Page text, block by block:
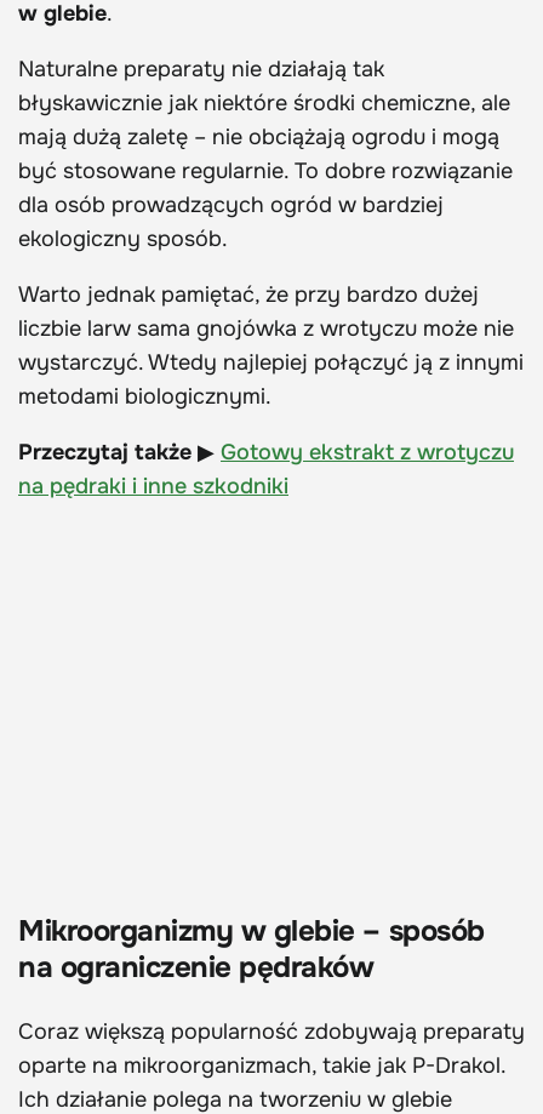
w glebie.
Naturalne preparaty nie działają tak
błyskawicznie jak niektóre środki chemiczne, ale
mają dużą zaletę – nie obciążają ogrodu i mogą
być stosowane regularnie. To dobre rozwiązanie
dla osób prowadzących ogród w bardziej
ekologiczny sposób.
Warto jednak pamiętać, że przy bardzo dużej
liczbie larw sama gnojówka z wrotyczu może nie
wystarczyć. Wtedy najlepiej połączyć ją z innymi
metodami biologicznymi.
Przeczytaj także ▶ Gotowy ekstrakt z wrotyczu
na pędraki i inne szkodniki
Mikroorganizmy w glebie – sposób
na ograniczenie pędraków
Coraz większą popularność zdobywają preparaty
oparte na mikroorganizmach, takie jak P-Drakol.
Ich działanie polega na tworzeniu w glebie